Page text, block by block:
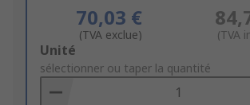
70,03 €
(TVA exclue) (TVA
Add
to
Basket
Unité
sélectionner ou taper la quantité